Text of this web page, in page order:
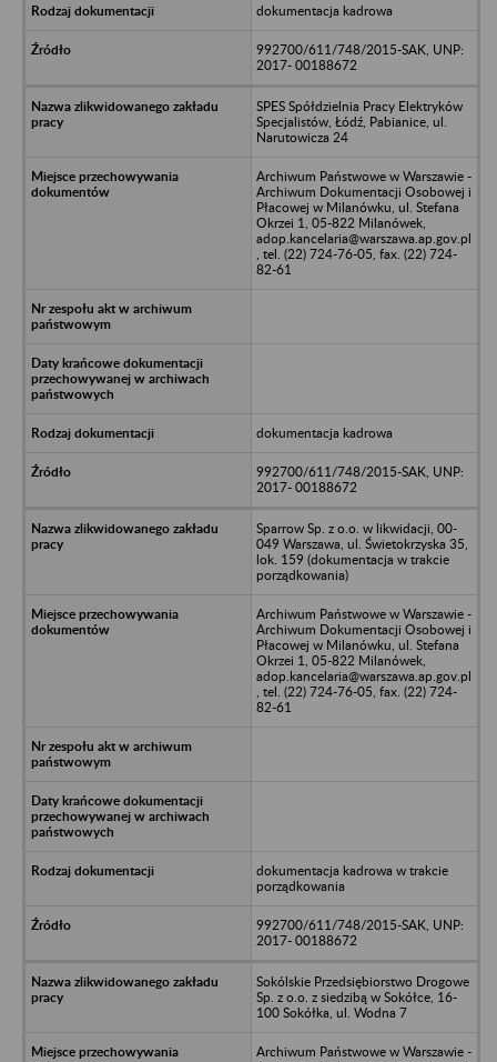
dokumentacja kadrowa
992700/611/748/2015-SAK, UNP:
2017- 00188672
SPES Spółdzielnia Pracy Elektryków
Specjalistów, Łódź, Pabianice, ul.
Narutowicza 24
Archiwum Państwowe w Warszawie -
Archiwum Dokumentacji Osobowej i
Płacowej w Milanówku, ul. Stefana
Okrzei 1, 05-822 Milanówek,
adop.kancelaria@warszawa.ap.gov.pl
, tel. (22) 724-76-05, fax. (22) 724-
82-61
dokumentacja kadrowa
992700/611/748/2015-SAK, UNP:
2017- 00188672
Sparrow Sp. z o.o. w likwidacji, 00-
049 Warszawa, ul. Świetokrzyska 35,
lok. 159 (dokumentacja w trakcie
porządkowania)
Archiwum Państwowe w Warszawie -
Archiwum Dokumentacji Osobowej i
Płacowej w Milanówku, ul. Stefana
Okrzei 1, 05-822 Milanówek,
adop.kancelaria@warszawa.ap.gov.pl
, tel. (22) 724-76-05, fax. (22) 724-
82-61
dokumentacja kadrowa w trakcie
porządkowania
992700/611/748/2015-SAK, UNP:
2017- 00188672
Sokólskie Przedsiębiorstwo Drogowe
Sp. z o.o. z siedzibą w Sokółce, 16-
100 Sokółka, ul. Wodna 7
Archiwum Państwowe w Warszawie -